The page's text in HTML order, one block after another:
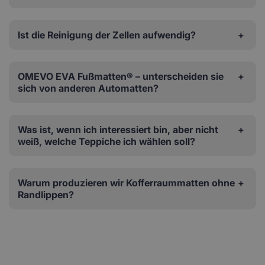
Ist die Reinigung der Zellen aufwendig?
OMEVO EVA Fußmatten® – unterscheiden sie
sich von anderen Automatten?
Was ist, wenn ich interessiert bin, aber nicht
weiß, welche Teppiche ich wählen soll?
Warum produzieren wir Kofferraummatten ohne
Randlippen?